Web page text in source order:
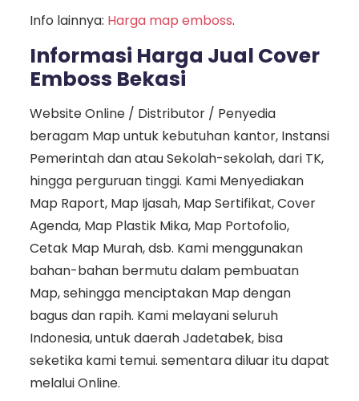
Info lainnya: Harga map emboss.
Informasi Harga Jual Cover
Emboss Bekasi
Website Online / Distributor / Penyedia
beragam Map untuk kebutuhan kantor, Instansi
Pemerintah dan atau Sekolah-sekolah, dari TK,
hingga perguruan tinggi. Kami Menyediakan
Map Raport, Map Ijasah, Map Sertifikat, Cover
Agenda, Map Plastik Mika, Map Portofolio,
Cetak Map Murah, dsb. Kami menggunakan
bahan-bahan bermutu dalam pembuatan
Map, sehingga menciptakan Map dengan
bagus dan rapih. Kami melayani seluruh
Indonesia, untuk daerah Jadetabek, bisa
seketika kami temui. sementara diluar itu dapat
melalui Online.